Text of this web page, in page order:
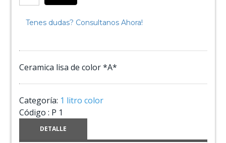
Tenes dudas? Consultanos Ahora!
Ceramica lisa de color *A*
Categoría: 1 litro color
Código : P 1
DETALLE